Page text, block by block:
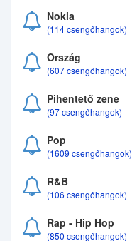
Nokia
(114 csengőhangok)
Ország
(607 csengőhangok)
Pihentető zene
(97 csengőhangok)
Pop
(1609 csengőhangok)
R&B
(106 csengőhangok)
Rap - Hip Hop
(850 csengőhangok)